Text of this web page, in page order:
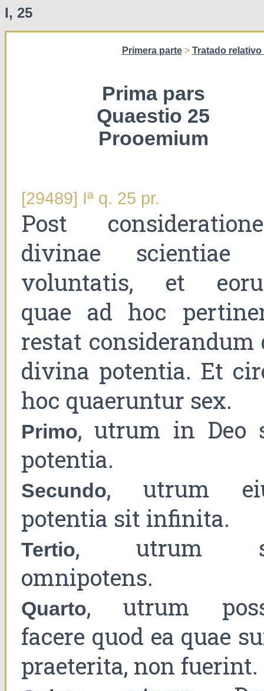
I, 25
Primera parte> Tratado relativo
Prima pars
Quaestio 25
Prooemium
[29489] Iª q. 25 pr.
Post
divinae scientiae
voluntatis, et
quae ad hoc
restat considerandum
divina potentia. Et
hoc quaeruntur sex.
Primo, utrum in Deo
potentia.
Secundo, utrum
potentia sit infinita.
Tertio, utrum
omnipotens.
Quarto, utrum
facere quod ea quae
praeterita, non fuerint.